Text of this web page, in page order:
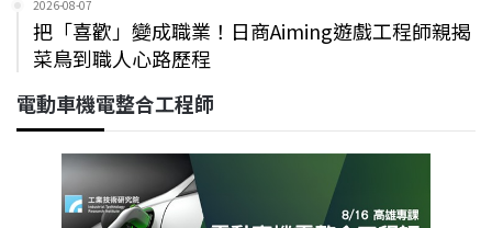
2026-08-07
把「喜歡」變成職業！日商Aiming遊戲工程師親揭
菜鳥到職人心路歷程
電動車機電整合工程師